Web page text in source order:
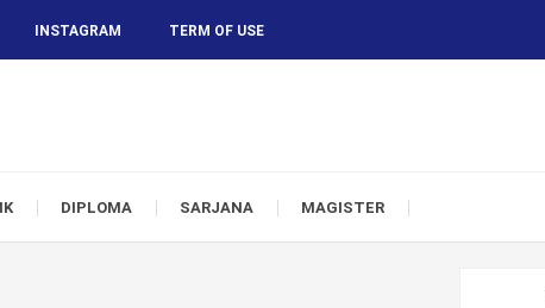
INSTAGRAM TERM OF USE
DIPLOMA SARJANA MAGISTER